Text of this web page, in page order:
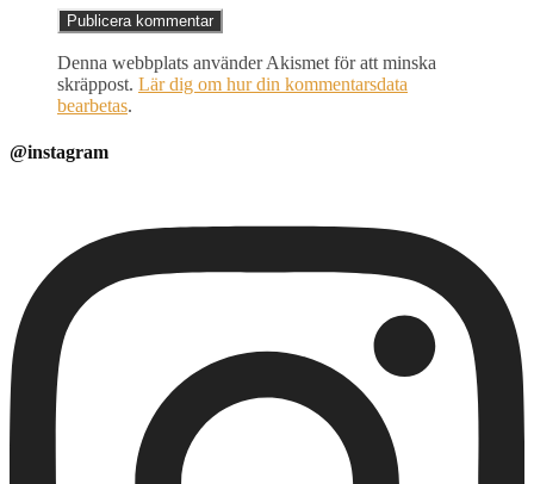
Denna webbplats använder Akismet för att minska
skräppost. Lär dig om hur din kommentarsdata
bearbetas.
@instagram